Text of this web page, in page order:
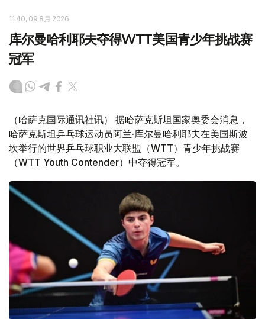
11:40, 09 8月 2026
库尔曼哈利耶夫夺得WTT美国青少年挑战赛
冠军
（哈萨克国际通讯社讯） 据哈萨克斯坦国家奥委会消息，
哈萨克斯坦乒乓球运动员阿兰·库尔曼哈利耶夫在美国斯波
坎举行的世界乒乓球职业大联盟（WTT）青少年挑战赛
（WTT Youth Contender）中夺得冠军。